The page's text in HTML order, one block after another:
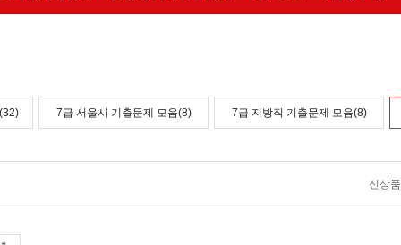
7급 서울시 기출문제 모음(8) 7급 지방직 기출문제 모음(8)
신상품